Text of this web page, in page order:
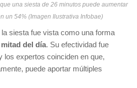
una siesta de 26 minutos puede aumentar
un 54% (Imagen Ilustrativa Infobae)
siesta fue vista como una forma
del día. Su efectividad fue
los expertos coinciden en que,
puede aportar múltiples